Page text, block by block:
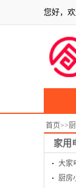
您好，
首页>>
家用
大家
厨房